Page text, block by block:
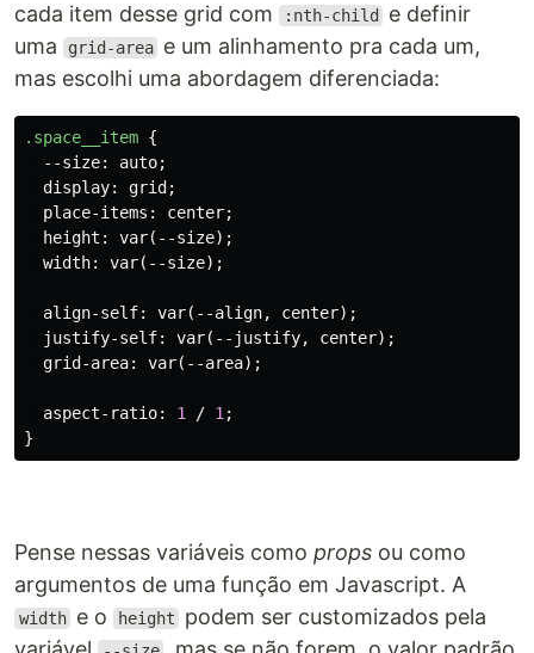
cada item desse grid com
:nth-child
e definir
uma
grid-area e um alinhamento pra cada um,
mas escolhi uma abordagem diferenciada:
.space__item {
--size: auto;
display: grid ;
place-items : center;
height : var( --size);
width: var( --size);
align-self: var( --align, center);
justify-self: var( --justify, center);
grid-area: var( --area);
aspect-ratio: 1 / 1 ;
}
Pense nessas variáveis como props ou como
argumentos de uma função em Javascript. A
width e o height
podem ser customizados pela